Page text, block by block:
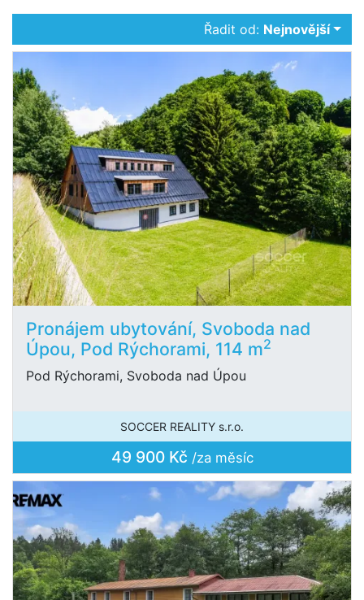
Řadit od: Nejnovější
Pronájem ubytování, Svoboda nad
Úpou, Pod Rýchorami, 114 m2
Pod Rýchorami, Svoboda nad Úpou
SOCCER REALITY s.r.o.
49 900 Kč /za měsíc